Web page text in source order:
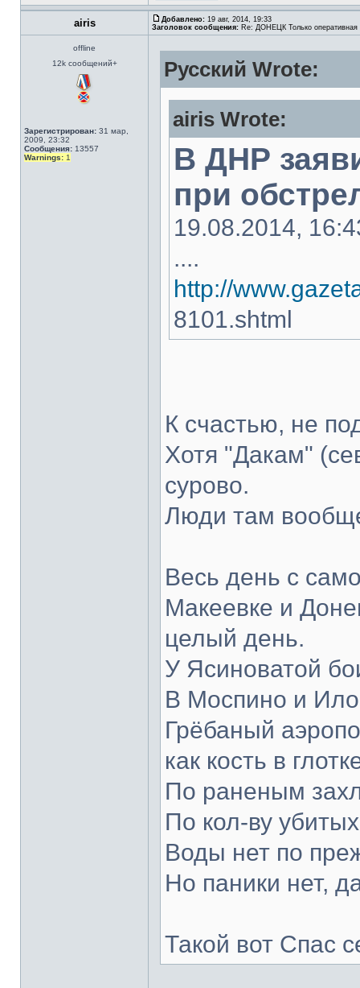
airis Добавлено: 19 авг, 2014, 19:33
Заголовок сообщения: Re: ДОНЕЦК Только оперативная
offline
12k сообщений+
Зарегистрирован: 31 мар,
2009, 23:32
Сообщения: 13557
Warnings: 1
Русский Wrote:
airis Wrote:
В ДНР
при
19.08.2014,
....
http://
8101.shtml
К счастью, не
Хотя "Дакам"
сурово.
Люди там
Весь день с
Макеевке и
целый день.
У Ясиноватой
В Моспино и
Грёбаный
как кость в
По раненым
По кол-ву
Воды нет по
Но паники нет,
Такой вот Спас